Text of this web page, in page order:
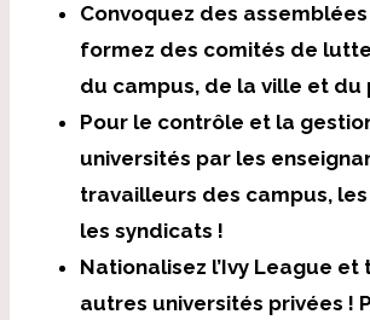
Convoquez des
formez des comités de lutte
du campus, de la ville et du
Pour le contrôle et la
universités par les
travailleurs des campus,
les syndicats !
Nationalisez l’Ivy League et
autres universités privées !